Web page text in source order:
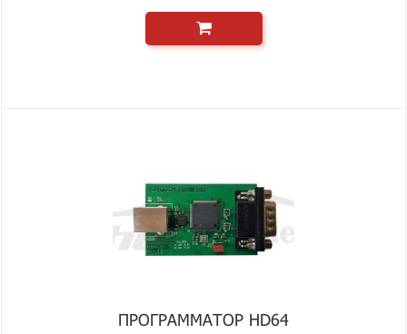
ПРОГРАММАТОР HD64